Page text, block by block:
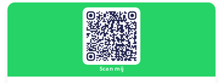
Scan mij